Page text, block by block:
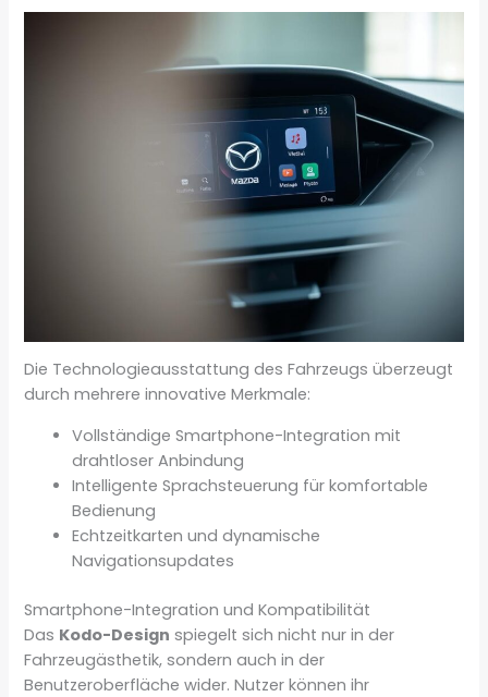
Die Technologieausstattung des Fahrzeugs überzeugt
durch mehrere innovative Merkmale:
Vollständige Smartphone-Integration mit
drahtloser Anbindung
Intelligente Sprachsteuerung für komfortable
Bedienung
Echtzeitkarten und dynamische
Navigationsupdates
Smartphone-Integration und Kompatibilität
Das Kodo-Design spiegelt sich nicht nur in der
Fahrzeugästhetik, sondern auch in der
Benutzeroberfläche wider. Nutzer können ihr